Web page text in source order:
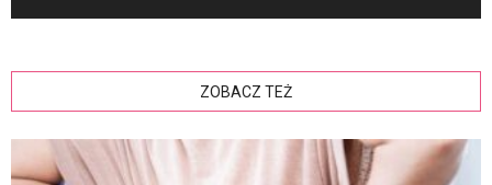
ZOBACZ TEŻ